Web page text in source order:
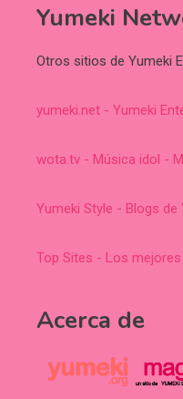
Yumeki
Otros sitios de Yumeki
yumeki.net - Yumeki
wota.tv - Música idol -
Yumeki Style - Blogs
Top Sites - Los
Acerca de